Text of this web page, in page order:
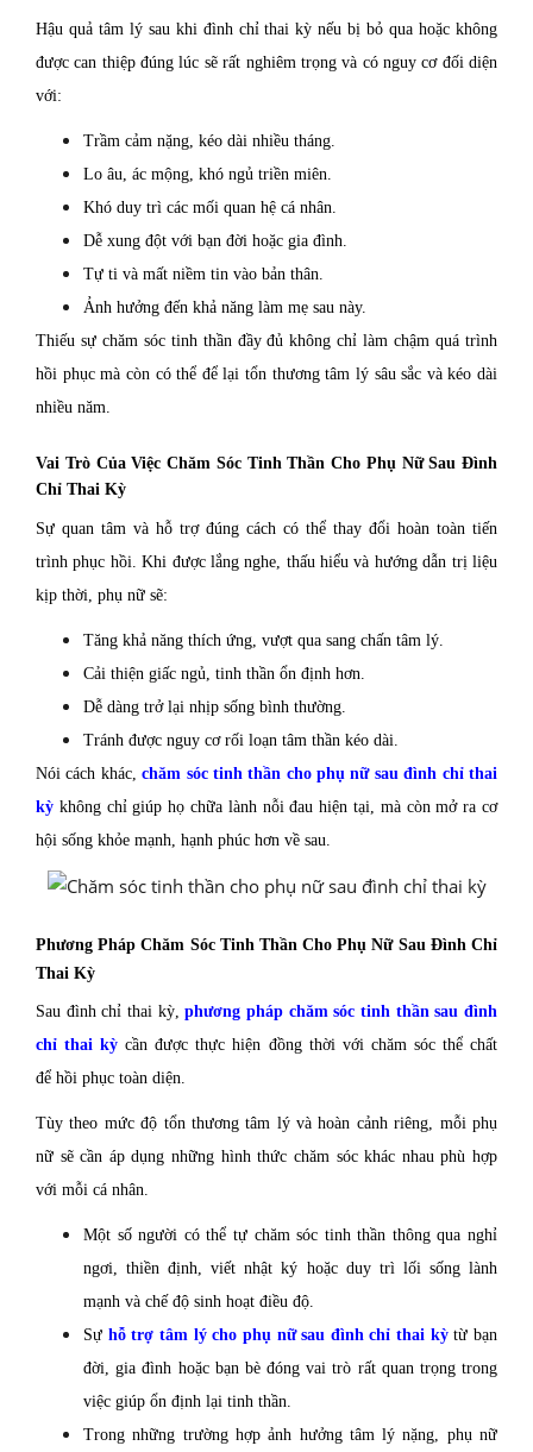
Hậu quả tâm lý sau khi đình chỉ thai kỳ nếu bị bỏ qua hoặc không
được can thiệp đúng lúc sẽ rất nghiêm trọng và có nguy cơ đối diện
với:
Trầm cảm nặng, kéo dài nhiều tháng.
Lo âu, ác mộng, khó ngủ triền miên.
Khó duy trì các mối quan hệ cá nhân.
Dễ xung đột với bạn đời hoặc gia đình.
Tự ti và mất niềm tin vào bản thân.
Ảnh hưởng đến khả năng làm mẹ sau này.
Thiếu sự chăm sóc tinh thần đầy đủ không chỉ làm chậm quá trình
hồi phục mà còn có thể để lại tổn thương tâm lý sâu sắc và kéo dài
nhiều năm.
Vai Trò Của Việc Chăm Sóc Tinh Thần Cho Phụ Nữ Sau Đình
Chỉ Thai Kỳ
Sự quan tâm và hỗ trợ đúng cách có thể thay đổi hoàn toàn tiến
trình phục hồi. Khi được lắng nghe, thấu hiểu và hướng dẫn trị liệu
kịp thời, phụ nữ sẽ:
Tăng khả năng thích ứng, vượt qua sang chấn tâm lý.
Cải thiện giấc ngủ, tinh thần ổn định hơn.
Dễ dàng trở lại nhịp sống bình thường.
Tránh được nguy cơ rối loạn tâm thần kéo dài.
Nói cách khác,chăm sóc tinh thần cho phụ nữ sau đình chỉ thai
kỳ không chỉ giúp họ chữa lành nỗi đau hiện tại, mà còn mở ra cơ
hội sống khỏe mạnh, hạnh phúc hơn về sau.
Phương Pháp Chăm Sóc Tinh Thần Cho Phụ Nữ Sau Đình Chỉ
Thai Kỳ
Sau đình chỉ thai kỳ,phương pháp chăm sóc tinh thần sau đình
chỉ thai kỳ cần được thực hiện đồng thời với chăm sóc thể chất
để hồi phục toàn diện.
Tùy theo mức độ tổn thương tâm lý và hoàn cảnh riêng, mỗi phụ
nữ sẽ cần áp dụng những hình thức chăm sóc khác nhau phù hợp
với mỗi cá nhân.
Một số người có thể tự chăm sóc tinh thần thông qua nghỉ
ngơi, thiền định, viết nhật ký hoặc duy trì lối sống lành
mạnh và chế độ sinh hoạt điều độ.
Sự hỗ trợ tâm lý cho phụ nữ sau đình chỉ thai kỳtừ bạn
đời, gia đình hoặc bạn bè đóng vai trò rất quan trọng trong
việc giúp ổn định lại tinh thần.
Trong những trường hợp ảnh hưởng tâm lý nặng, phụ nữ